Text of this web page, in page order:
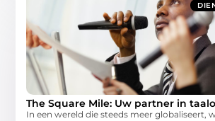
The Square Mile: Uw partner in
In een wereld die steeds meer globaliseert,